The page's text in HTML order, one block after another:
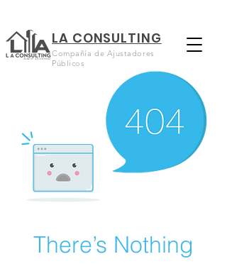
LA CONSULTING
Compañía de Ajustadores
Públicos
There’s Nothing